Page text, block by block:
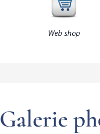
Web shop
Galerie